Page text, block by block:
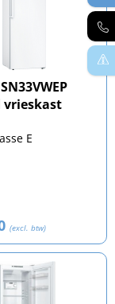
vrieskast
E
(excl. btw)